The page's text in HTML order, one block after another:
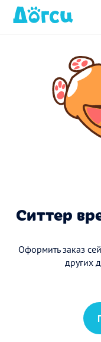
Ситтер
Оформить заказ
других